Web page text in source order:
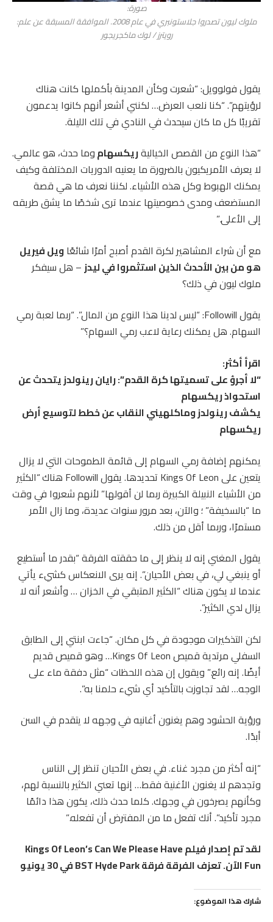
صورة:
ملوك ليون تصدروا جلاستونبري في عام 2008. الموافقة المسبقة عن علم:
رويترز / لوك ماكجريجور
يقول فولوويل: “شعرت وكأن المدينة بأكملها كانت هناك
لرؤيتهم”. “كنا نلعب العرض… لكنني أشعر أنهم كانوا يدعمون
تقريبًا كل ما كان سيحدث في النادي في تلك الليلة.
“هذا النوع من القصص الخياليةريكسهاموما حدث، هو عالمي.
لا يعرف الأمريكيون بالضرورة ما يعنيه الدوريات المختلفة وكيف
يمكنك الهبوط وكل هذه الأشياء. لكننا نعرف ما هي قصة
المستضعف ومدى خصوصيتها عندما ترى شخصًا ما يشق طريقه
إلى الأعلى.”
مع أن شراء المشاهير لكرة القدم أصبح أمرًا شائعًاويل فيريل
هو من بين الأحدث الذين استثمروا في ليدز – هل سيفكر
ملوك ليون في ذلك؟
يقول Followill: “ليس لدينا هذا النوع من المال”. “ربما لعبة رمي
السهام. هل يمكنك رعاية لاعب رمي السهام؟”
اقرأ أكثر:
“لا أجرؤ على تسميتها كرة القدم”: رايان رينولدز يتحدث عن
استحواذ ريكسهام
يكشف رينولدز وماكلهيني النقاب عن خطط لتوسيع أرض
ريكسهام
يمكنهم إضافة رمي السهام إلى قائمة الطموحات التي لا يزال
يتعين على Kings Of Leon تحديدها. يقول Followill هناك
“الكثير
من الأشياء النبيلة الكبيرة ربما لن أقولها” لأنهم شعروا في وقت
ما “بالسخيفة” ؛ والآن، بعد مرور سنوات عديدة، وما زال الأمر
مستمرًا، وربما أقل من ذلك.
يقول المغني إنه لا ينظر إلى ما حققته الفرقة “بقدر ما أستطيع
أو ينبغي لي، في بعض الأحيان”. إنه يرى الانعكاس كشيء يأتي
عندما لا يكون هناك “الكثير المتبقي في الخزان … وأشعر أنه لا
يزال لدي الكثير”.
لكن التذكيرات موجودة في كل مكان. “جاءت ابنتي إلى الطابق
السفلي مرتدية قميص Kings Of Leon… وهو قميص قديم
أيضًا. إنه رائع.” ويقول إن هذه اللحظات “مثل دفقة ماء على
الوجه… لقد تجاوزت بالتأكيد أي شيء حلمنا به”.
ورؤية الحشود وهم يغنون أغانيه في وجهه لا يتقدم في السن
أبدًا.
“إنه أكثر من مجرد غناء. في بعض الأحيان تنظر إلى الناس
وتجدهم لا يغنون الأغنية فقط… إنها تعني الكثير بالنسبة لهم،
وكأنهم يصرخون في وجهك. كلما حدث ذلك، يكون هذا دائمًا
مجرد تأكيد”. أنك تفعل ما من المفترض أن تفعله.”
لقد تم إصدار فيلم Kings Of Leon’s Can We Please Have
Fun الآن. تعزف الفرقة فرقة BST Hyde Park في 30 يونيو
شارك هذا الموضوع: